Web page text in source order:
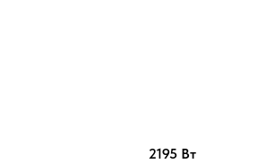
2195 Вт